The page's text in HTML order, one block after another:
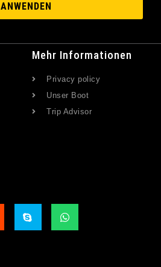
ANWENDEN
Mehr Informationen
Privacy policy
Unser Boot
Trip Advisor